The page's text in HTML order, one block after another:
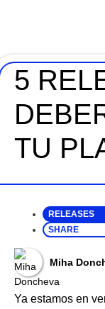
5
TU
RELEASES
SHARE
Miha
Ya estamos en